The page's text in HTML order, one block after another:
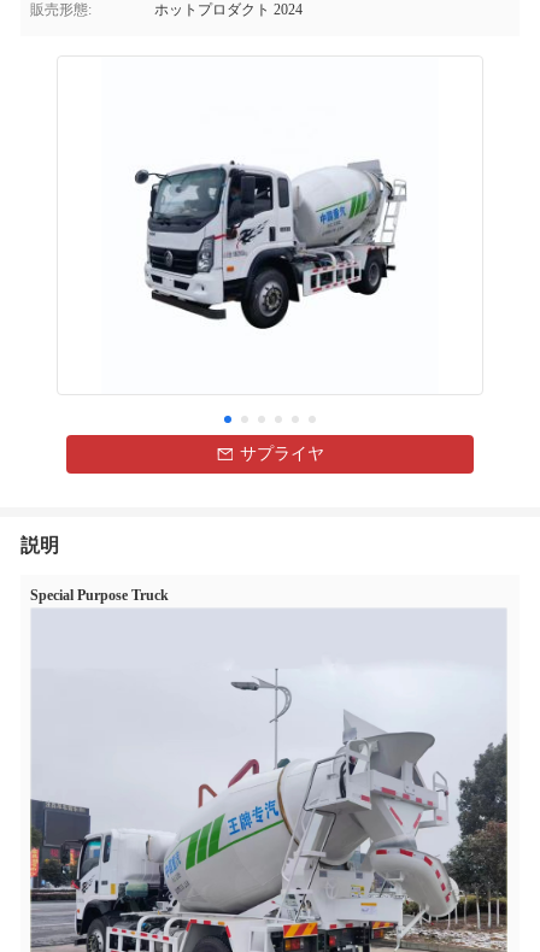
販売形態:
ホットプロダクト 2024
サプライヤ
説明
Special Purpose Truck